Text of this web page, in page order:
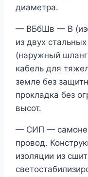
диаметра.
— ВБбШв — В
из двух
(наружный
кабель для
земле без
прокладка без
высот.
— СИП —
провод.
изоляции из